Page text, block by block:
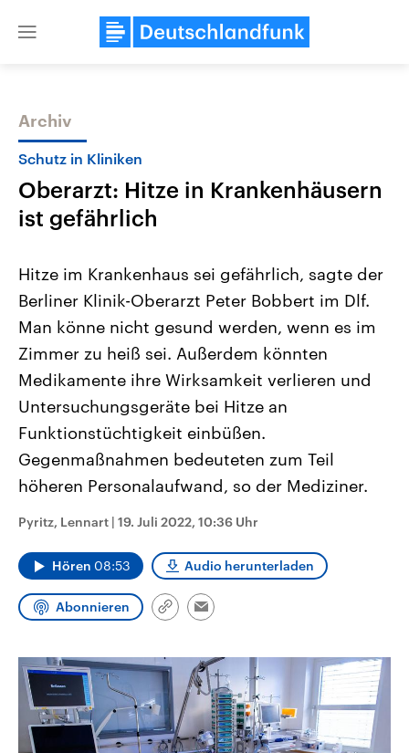
Close
Themen
Landtagswahl Sachsen-Anhalt
2026
Alle Informationen
Sachsen-Anhalt wählt am 6.
September 2026 einen neuen
Landtag. Seit 2021 wird das
Bundesland von einer Koalition aus
CDU, SPD und FDP regiert.-
Umfragen, Prognosen,
Wahlprogramme, aktuelle Berichte
und Hintergründe zu den Parteien
und Kandidaten der anstehenden
Wahl.
USA
Aktuelle Beiträge,
Hintergründe
Wirtschaftlich und
gehören die Vereinigten
den mächtigsten Ländern
mit großem Einfluss auf
Sendungen Programm Podcasts
Archiv
Schutz in Kliniken
Oberarzt: Hitze in Krankenhäusern
ist gefährlich
Hitze im Krankenhaus sei gefährlich, sagte der
Berliner Klinik-Oberarzt Peter Bobbert im Dlf.
Man könne nicht gesund werden, wenn es im
Zimmer zu heiß sei. Außerdem könnten
Medikamente ihre Wirksamkeit verlieren und
Untersuchungsgeräte bei Hitze an
Funktionstüchtigkeit einbüßen.
Gegenmaßnahmen bedeuteten zum Teil
höheren Personalaufwand, so der Mediziner.
Pyritz, Lennart | 19. Juli 2022, 10:36 Uhr
Hören 08:53 Audio herunterladen
Abonnieren
Link
Email